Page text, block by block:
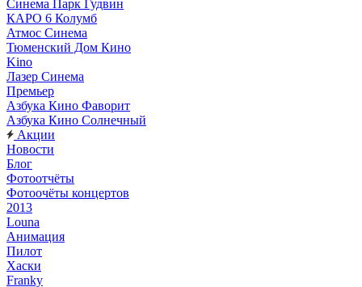
Синема Парк Гудвин
КАРО 6 Колумб
Атмос Синема
Тюменский Дом Кино
Kino
Лазер Синема
Премьер
Азбука Кино Фаворит
Азбука Кино Солнечный
Акции
Новости
Блог
Фотоотчёты
Фотоочёты концертов
2013
Louna
Анимация
Пилот
Хаски
Franky